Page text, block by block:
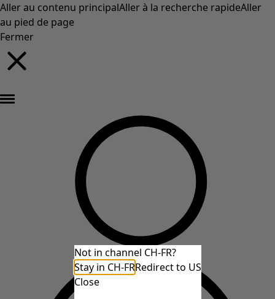
Aller au contenu principalAller à la recherche rapideAller
au pied de page
Fermer
Not in channel CH-FR?
Stay in CH-FRRedirect to US
Close